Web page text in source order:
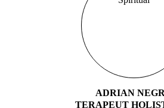
ADRIAN
TERAPEUT